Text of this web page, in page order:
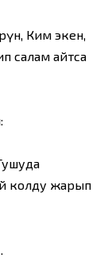
Ким экен,
салам айтса
колду жарып